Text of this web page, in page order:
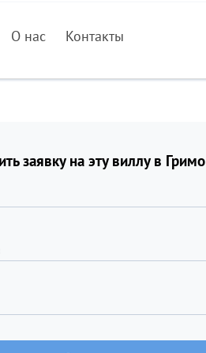
О нас Контакты
заявку на эту виллу в Гримо